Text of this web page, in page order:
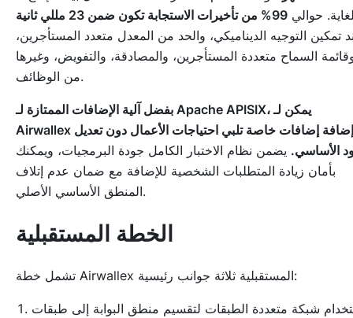
حوالي 99% من تأخيرات الاستجابة تكون ضمن 23 مللي ثانية
تمكين التوجيه الديناميكي، والحد من المعدل متعدد المستأجرين،
السماح متعددة المستأجرين، والمصادقة، والتفويض، وغيرها
من الوظائف.
بفضل آلية الإضافات الممتازة لـ Apache APISIX، يمكن لـ
Airwallex إضافة إضافات خاصة تلبي احتياجات الأعمال دون تعديل
الأساسي. يضمن نظام الاختبار الكامل جودة البرمجيات، ويمكنك
بأمان زيادة المتطلبات الشخصية للإضافة مع ضمان عدم إتلاف
المنطق الأساسي الأصلي.
الخطة المستقبلية
تشمل خطة Airwallex المستقبلية ثلاثة جوانب رئيسية:
شبكة متعددة الطبقات لتقسيم منطق البوابة إلى طبقات